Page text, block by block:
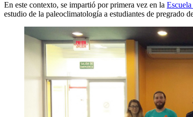
En este contexto, se impartió por primera vez en la
estudio de la paleoclimatología a estudiantes de pregrado